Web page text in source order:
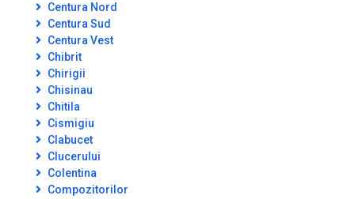
Centura Nord
Centura Sud
Centura Vest
Chibrit
Chirigii
Chisinau
Chitila
Cismigiu
Clabucet
Clucerului
Colentina
Compozitorilor